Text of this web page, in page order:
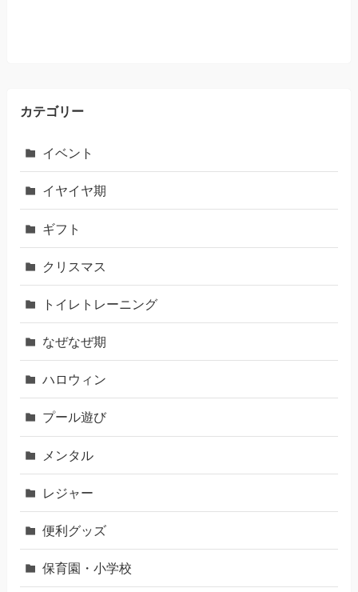
カテゴリー
イベント
イヤイヤ期
ギフト
クリスマス
トイレトレーニング
なぜなぜ期
ハロウィン
プール遊び
メンタル
レジャー
便利グッズ
保育園・小学校